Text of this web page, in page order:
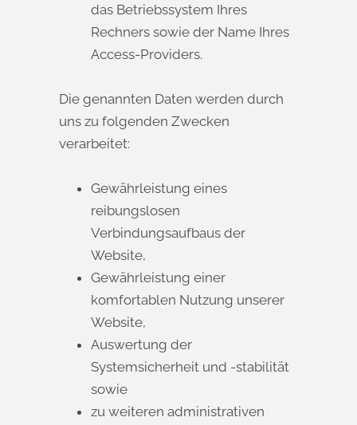
das Betriebssystem Ihres
Rechners sowie der Name Ihres
Access-Providers.
Die genannten Daten werden durch
uns zu folgenden Zwecken
verarbeitet:
Gewährleistung eines
reibungslosen
Verbindungsaufbaus der
Website,
Gewährleistung einer
komfortablen Nutzung unserer
Website,
Auswertung der
Systemsicherheit und -stabilität
sowie
zu weiteren administrativen